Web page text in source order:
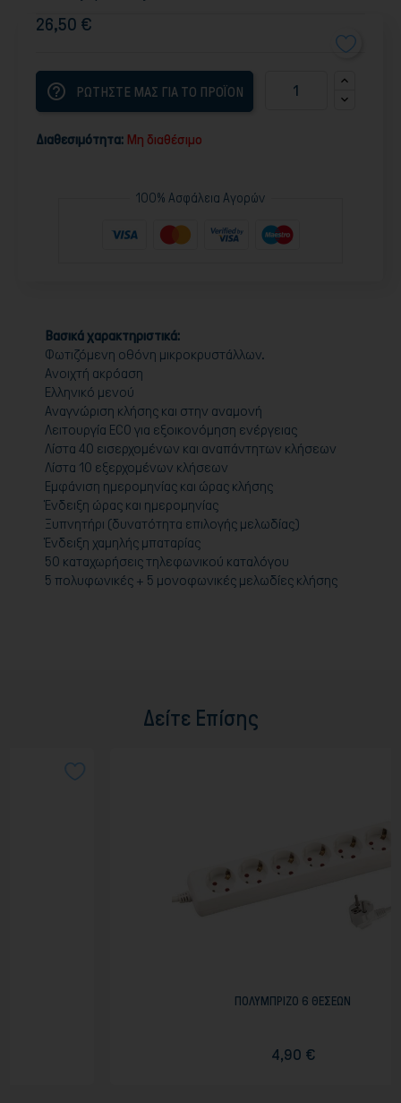
26,50 €
help_outline ΡΩΤΗΣΤΕ ΜΑΣ ΓΙΑ ΤΟ ΠΡΟΪΟΝ
Διαθεσιμότητα: Μη διαθέσιμο
100% Ασφάλεια Αγορών
Βασικά χαρακτηριστικά:
Φωτιζόμενη οθόνη μικροκρυστάλλων.
Ανοιχτή ακρόαση
Ελληνικό μενού
Αναγνώριση κλήσης και στην αναμονή
Λειτουργία ECO για εξοικονόμηση ενέργειας
Λίστα 40 εισερχομένων και αναπάντητων κλήσεων
Λίστα 10 εξερχομένων κλήσεων
Εμφάνιση ημερομηνίας και ώρας κλήσης
Ένδειξη ώρας και ημερομηνίας
Ξυπνητήρι (δυνατότητα επιλογής μελωδίας)
Ένδειξη χαμηλής μπαταρίας
50 καταχωρήσεις τηλεφωνικού καταλόγου
5 πολυφωνικές + 5 μονοφωνικές μελωδίες κλήσης
Δείτε Επίσης
ΠΟΛΥΜΠΡΙΖΟ 6 ΘΕΣΕΩΝ